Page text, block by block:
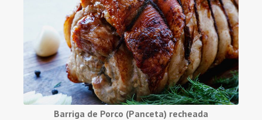
Barriga de Porco (Panceta) recheada